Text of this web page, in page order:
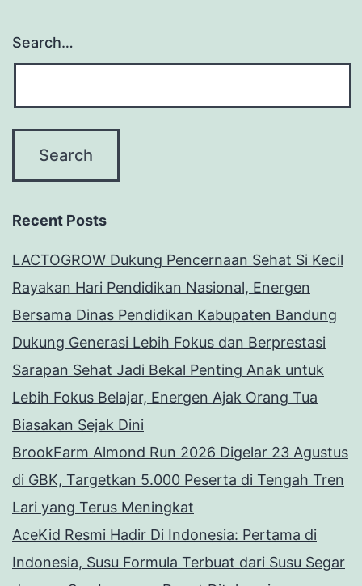
Search…
Recent Posts
LACTOGROW Dukung Pencernaan Sehat Si Kecil
Rayakan Hari Pendidikan Nasional, Energen
Bersama Dinas Pendidikan Kabupaten Bandung
Dukung Generasi Lebih Fokus dan Berprestasi
Sarapan Sehat Jadi Bekal Penting Anak untuk
Lebih Fokus Belajar, Energen Ajak Orang Tua
Biasakan Sejak Dini
BrookFarm Almond Run 2026 Digelar 23 Agustus
di GBK, Targetkan 5.000 Peserta di Tengah Tren
Lari yang Terus Meningkat
AceKid Resmi Hadir Di Indonesia: Pertama di
Indonesia, Susu Formula Terbuat dari Susu Segar